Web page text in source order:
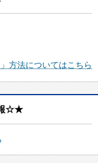
」方法についてはこちら
☆★